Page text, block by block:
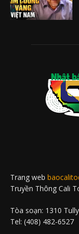
Trang web
Truyền Thông Cali
Tòa soạn: 1310
Tel: (408) 482-6527